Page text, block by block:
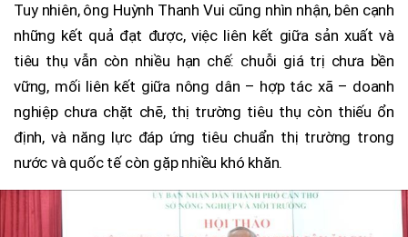
Tuy nhiên, ông Huỳnh Thanh Vui cũng nhìn nhận, bên cạnh
những kết quả đạt được, việc liên kết giữa sản xuất và
tiêu thụ vẫn còn nhiều hạn chế: chuỗi giá trị chưa bền
vững, mối liên kết giữa nông dân – hợp tác xã – doanh
nghiệp chưa chặt chẽ, thị trường tiêu thụ còn thiếu ổn
định, và năng lực đáp ứng tiêu chuẩn thị trường trong
nước và quốc tế còn gặp nhiều khó khăn.